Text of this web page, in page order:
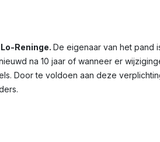
Reninge. De eigenaar van het pand
na 10 jaar of wanneer er
Door te voldoen aan deze